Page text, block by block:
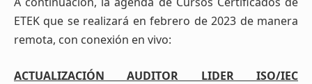
ETEK que se realizará en febrero de 2023 de manera
remota, con conexión en vivo:
ACTUALIZACIÓN AUDITOR LIDER ISO/IEC